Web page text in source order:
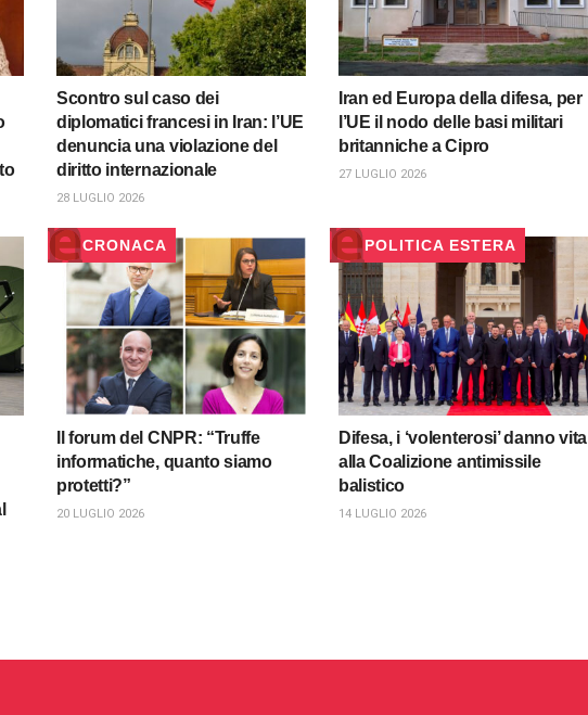
Scontro sul caso dei
diplomatici francesi in Iran: l’UE
denuncia una violazione del
diritto internazionale
28 LUGLIO 2026
Iran ed Europa della difesa, per
l’UE il nodo delle basi militari
britanniche a Cipro
27 LUGLIO 2026
CRONACA
Il forum del CNPR: “Truffe
informatiche, quanto siamo
protetti?”
20 LUGLIO 2026
POLITICA ESTERA
Difesa, i ‘volenterosi’ danno vita
alla Coalizione antimissile
balistico
14 LUGLIO 2026